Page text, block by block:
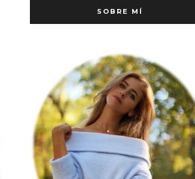
SOBRE MÍ